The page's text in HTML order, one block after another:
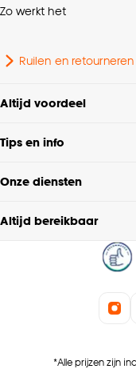
Zo werkt het
Ruilen en retourneren
Altijd voordeel
Tips en info
Onze diensten
Altijd bereikbaar
*Alle prijzen zijn